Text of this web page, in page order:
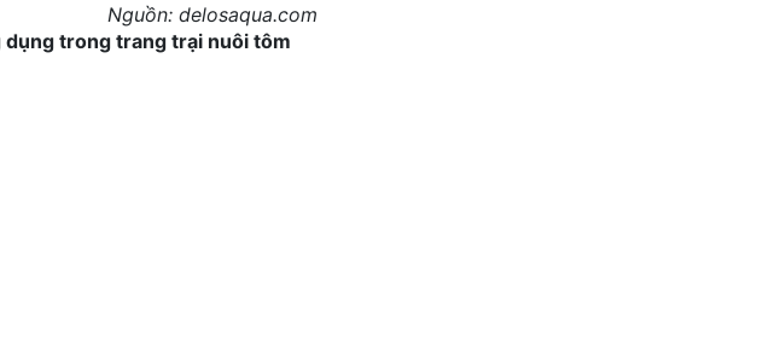
Nguồn: delosaqua.com
dụng trong trang trại nuôi tôm